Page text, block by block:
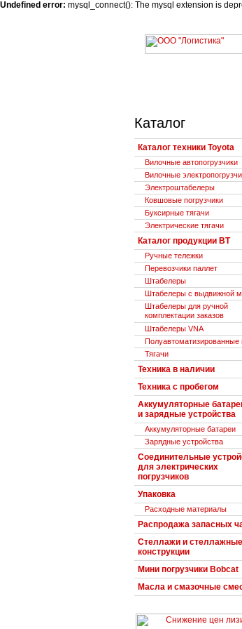
Undefined error: mysql_connect(): The mysql extension is
Каталог
Каталог техники Toyota
Вилочные автопогрузчики
Вилочные
Электроштабелеры
Ковшовые погрузчики
Буксирные тягачи
Электрические тягачи
Каталог продукции BT
Ручные тележки
Перевозчики паллет
Штабелеры
Штабелеры с выдвижной
Штабелеры для ручной
комплектации заказов
Штабелеры VNA
Полуавтоматизированные
Тягачи
Техника в наличии
Техника с пробегом
Аккумуляторные
и зарядные устройства
Аккумуляторные батареи
Зарядные устройства
Соединительные
для электрических
погрузчиков
Упаковка
Расходные материалы
Распродажа запасных
Стеллажи и стеллажные
конструкции
Мини погрузчики Bobcat
Масла и смазочные